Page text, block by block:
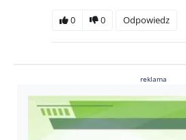
0 0 Odpowiedz
reklama